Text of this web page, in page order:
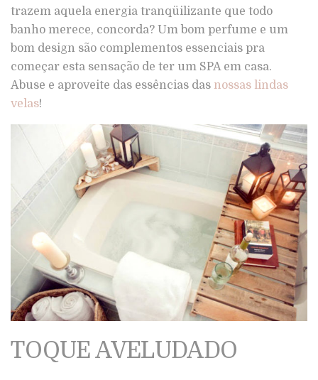
trazem aquela energia tranqüilizante que todo
banho merece, concorda? Um bom perfume e um
bom design são complementos essenciais pra
começar esta sensação de ter um SPA em casa.
Abuse e aproveite das essências das nossas lindas
velas!
TOQUE AVELUDADO